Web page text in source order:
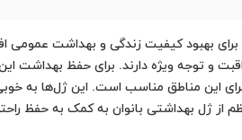
کیفیت زندگی و بهداشت عمومی
و توجه ویژه دارند. برای حفظ
این مناطق مناسب است. این ژل‌ها به
از ژل بهداشتی بانوان به کمک به حفظ